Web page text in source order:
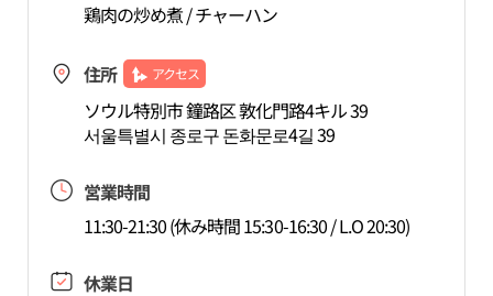
鶏肉の炒め煮 / チャーハン
住所 アクセス
ソウル特別市 鐘路区 敦化門路4キル 39
서울특별시 종로구 돈화문로4길 39
営業時間
11:30-21:30 (休み時間 15:30-16:30 / L.O 20:30)
休業日